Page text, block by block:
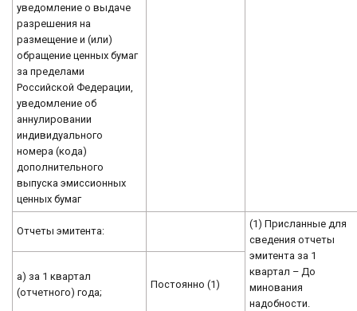
уведомление о выдаче
разрешения на
размещение и (или)
обращение ценных бумаг
за пределами
Российской Федерации,
уведомление об
аннулировании
индивидуального
номера (кода)
дополнительного
выпуска эмиссионных
ценных бумаг
Отчеты эмитента:
(1) Присланные для
сведения отчеты
эмитента за 1
квартал – До
минования
надобности.
а) за 1 квартал
(отчетного) года;
Постоянно (1)